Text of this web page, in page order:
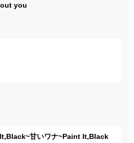
you
甘いワナ~Paint It,Black